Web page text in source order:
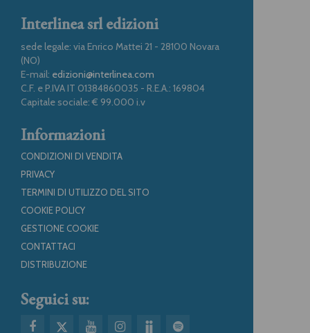
Interlinea srl edizioni
sede legale: via Enrico Mattei 21 - 28100 Novara
(NO)
E-mail: edizioni@interlinea.com
C.F. e P.IVA IT 01384860035 - R.E.A.: 169804
Capitale sociale: € 99.000 i.v
Informazioni
CONDIZIONI DI VENDITA
PRIVACY
TERMINI DI UTILIZZO DEL SITO
COOKIE POLICY
GESTIONE COOKIE
CONTATTACI
DISTRIBUZIONE
Seguici su: